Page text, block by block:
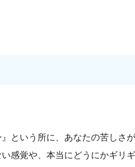
』という所に、あなたの苦しさ
感覚や、本当にどうにかギリ